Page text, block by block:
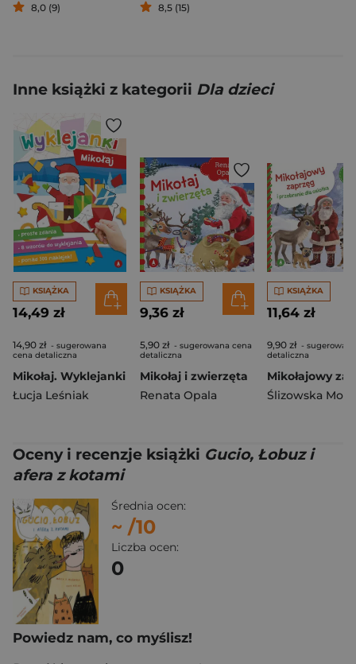
8,0 (9) 8,5 (15)
Inne książki z kategorii Dla dzieci
KSIĄŻKA
14,49 zł
14,90 zł - sugerowana
cena detaliczna
Mikołaj. Wyklejanki
Łucja Leśniak
KSIĄŻKA
9,36 zł
5,90 zł - sugerowana cena
detaliczna
Mikołaj i zwierzęta
Renata Opala
KSIĄŻKA
11,64 zł
9,90 zł -
detaliczna
Ślizowska
Oceny i recenzje książki Gucio, Łobuz i
afera z kotami
Średnia ocen:
~ /10
Liczba ocen:
0
Powiedz nam, co myślisz!